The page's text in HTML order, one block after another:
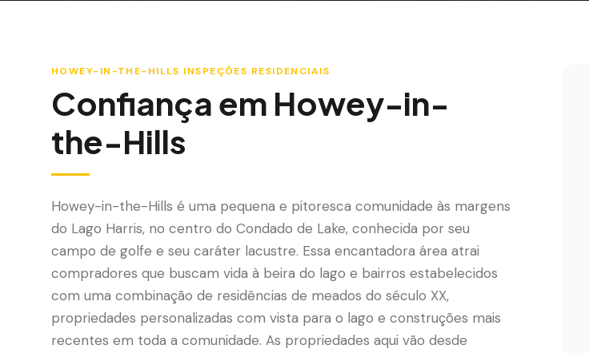
HOWEY-IN-THE-HILLS INSPEÇÕES RESIDENCIAIS
Confiança em Howey-in-
the-Hills
Howey-in-the-Hills é uma pequena e pitoresca comunidade às margens
do Lago Harris, no centro do Condado de Lake, conhecida por seu
campo de golfe e seu caráter lacustre. Essa encantadora área atrai
compradores que buscam vida à beira do lago e bairros estabelecidos
com uma combinação de residências de meados do século XX,
propriedades personalizadas com vista para o lago e construções mais
recentes em toda a comunidade. As propriedades aqui vão desde